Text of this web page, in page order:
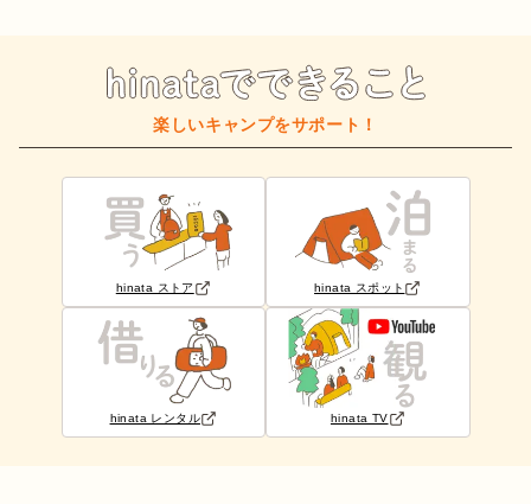
楽しいキャンプをサポート！
hinata ストア hinata スポット
hinata レンタル hinata TV